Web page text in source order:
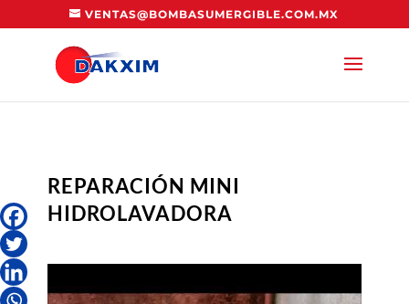
VENTAS@BOMBASUMERGIBLE.COM.MX
REPARACIÓN MINI
HIDROLAVADORA